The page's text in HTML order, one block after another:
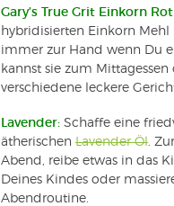
Gary’s True Grit Einkorn
hybridisierten Einkorn Mehl
immer zur Hand wenn Du
kannst sie zum
verschiedene leckere
Lavender: Schaffe eine
ätherischen Lavender Öl .
Abend, reibe etwas in das
Deines Kindes oder
Abendroutine.